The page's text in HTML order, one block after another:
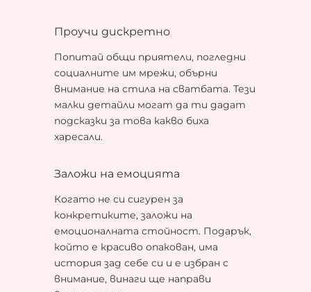
Проучи дискретно
Попитай общи приятели, погледни
социалните им мрежи, обърни
внимание на стила на сватбата. Тези
малки детайли могат да ти дадат
подсказки за това какво биха
харесали.
Заложи на емоцията
Когато не си сигурен за
конкретиките, заложи на
емоционалната стойност. Подарък,
който е красиво опакован, има
история зад себе си и е избран с
внимание, винаги ще направи